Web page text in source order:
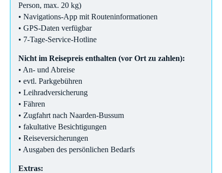
Person, max. 20 kg)
• Navigations-App mit Routeninformationen
• GPS-Daten verfügbar
• 7-Tage-Service-Hotline
Nicht im Reisepreis enthalten (vor Ort zu zahlen):
• An- und Abreise
• evtl. Parkgebühren
• Leihradversicherung
• Fähren
• Zugfahrt nach Naarden-Bussum
• fakultative Besichtigungen
• Reiseversicherungen
• Ausgaben des persönlichen Bedarfs
Extras: